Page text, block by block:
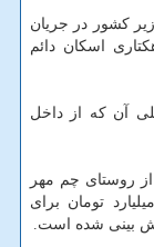
كشور در جریان
اسكان دائم
آن كه از داخل
روستای چم مهر
در شهرستان پل دختر بازدید و اظهاركرد: ۹۸ میلیارد تومان برای
بینی شده است.